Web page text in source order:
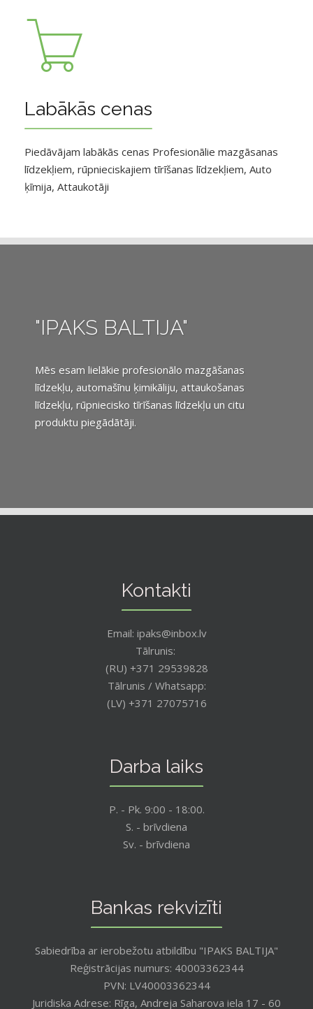
Labākās cenas
Piedāvājam labākās cenas Profesionālie mazgāsanas
līdzekļiem, rūpnieciskajiem tīrīšanas līdzekļiem, Auto
ķīmija, Attaukotāji
"IPAKS BALTIJA"
Mēs esam lielākie profesionālo mazgāšanas
līdzekļu, automašīnu ķimikāliju, attaukošanas
līdzekļu, rūpniecisko tīrīšanas līdzekļu un citu
produktu piegādātāji.
Kontakti
Email: ipaks@inbox.lv
Tālrunis:
(RU) +371 29539828
Tālrunis / Whatsapp:
(LV) +371 27075716
Darba laiks
P. - Pk. 9:00 - 18:00.
S. - brīvdiena
Sv. - brīvdiena
Bankas rekvizīti
Sabiedrība ar ierobežotu atbildību "IPAKS BALTIJA"
Reģistrācijas numurs: 40003362344
PVN: LV40003362344
Juridiska Adrese: Rīga, Andreja Saharova iela 17 - 60